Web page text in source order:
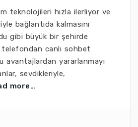
teknolojileri hızla ilerliyor ve
bağlantıda kalmasını
gibi büyük bir şehirde
canlı sohbet
avantajlardan yararlanmayı
sevdikleriyle,
more…